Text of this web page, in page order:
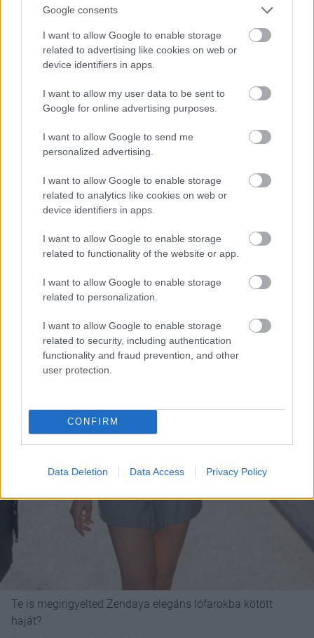
Google consents
I want to allow Google to enable storage
related to advertising like cookies on web or
device identifiers in apps.
I want to allow my user data to be sent to
Google for online advertising purposes.
I want to allow Google to send me
personalized advertising.
I want to allow Google to enable storage
related to analytics like cookies on web or
device identifiers in apps.
I want to allow Google to enable storage
related to functionality of the website or app.
I want to allow Google to enable storage
related to personalization.
I want to allow Google to enable storage
related to security, including authentication
functionality and fraud prevention, and other
user protection.
CONFIRM
Data Deletion Data Access Privacy Policy
A retro öröksége
kontyra vágysz, legyenek az 1960-as évek frizurái a
fő inspirációforrásaid ősszel! Ugyanígy az olyan
kiegészítők, mint a csatok és hajpántok is újra
aranykorukat élik.
Te is megirigyelted Zendaya elegáns lófarokba kötött
haját?